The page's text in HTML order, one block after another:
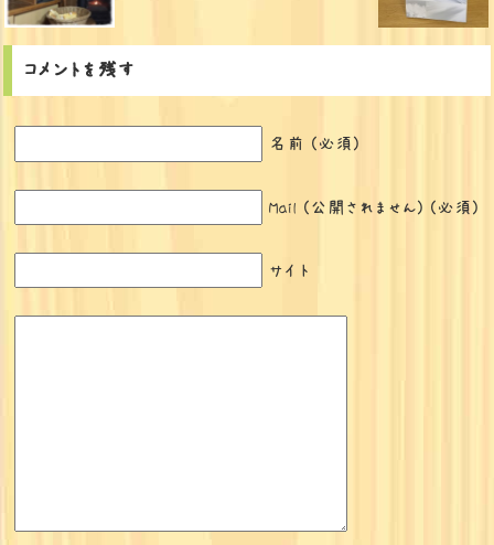
コメントを残す
名前 (必須)
Mail (公開されません) (必須)
サイト